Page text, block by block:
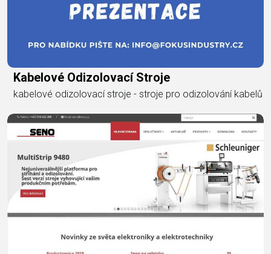
Kabelové Odizolovací Stroje
kabelové odizolovací stroje - stroje pro odizolování kabelů